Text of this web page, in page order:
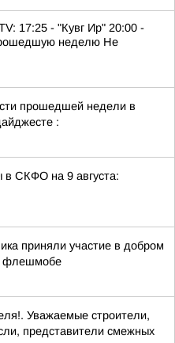
17:25 - "Кувг Ир" 20:00 -
неделю Не
прошедшей недели в
:
в СКФО на 9 августа:
приняли участие в добром
флешмобе
Уважаемые строители,
представители смежных